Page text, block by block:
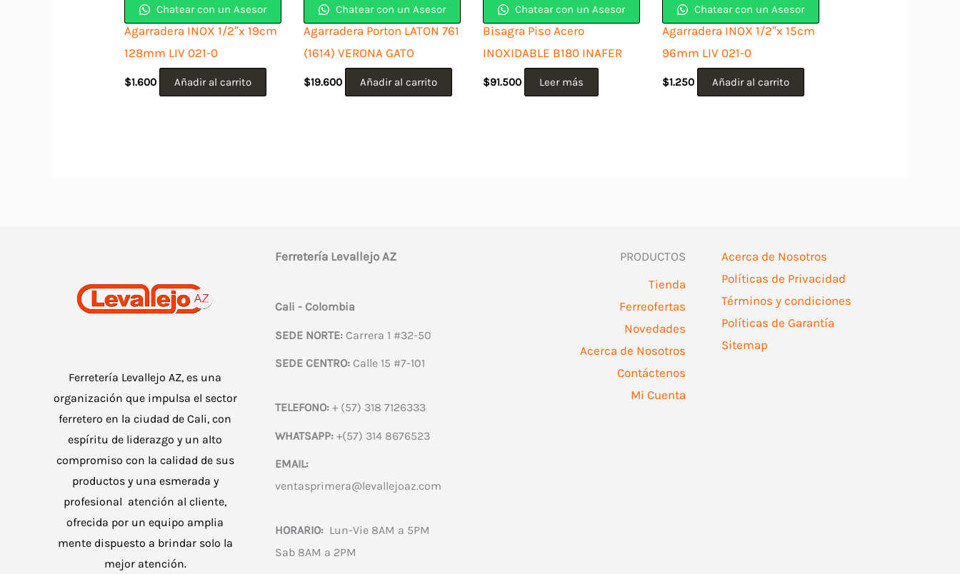
Chatear con un Asesor
Agarradera INOX 1/2″x 19cm
128mm LIV 021-0
$1.600 Añadir al carrito
Chatear con un Asesor
Agarradera Porton LATON 761
(1614) VERONA GATO
$19.600 Añadir al carrito
Chatear con un Asesor
Bisagra Piso Acero
INOXIDABLE B180 INAFER
$91.500 Leer más
Chatear con un Asesor
Agarradera INOX 1/2″x 15cm
96mm LIV 021-0
$1.250 Añadir al carrito
Ferretería Levallejo AZ, es una
organización que impulsa el sector
ferretero en la ciudad de Cali, con
espíritu de liderazgo y un alto
compromiso con la calidad de sus
productos y una esmerada y
profesional atención al cliente,
ofrecida por un equipo amplia
mente dispuesto a brindar solo la
mejor atención.
Ferretería Levallejo AZ
Cali - Colombia
SEDE NORTE:Carrera 1 #32-50
SEDE CENTRO:Calle 15 #7-101
TELEFONO:+ (57) 318 7126333
WHATSAPP:+(57) 314 8676523
EMAIL:
ventasprimera@levallejoaz.com
HORARIO:Lun-Vie 8AM a 5PM
Sab 8AM a 2PM
PRODUCTOS
Tienda
Ferreofertas
Novedades
Acerca de Nosotros
Contáctenos
Mi Cuenta
Acerca de Nosotros
Políticas de Privacidad
Términos y condiciones
Políticas de Garantía
Sitemap